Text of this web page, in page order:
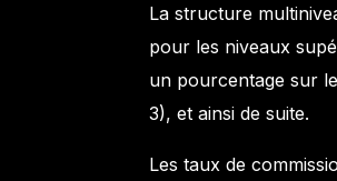
La structure
pour les niveaux
un pourcentage sur
3), et ainsi de suite.
Les taux de